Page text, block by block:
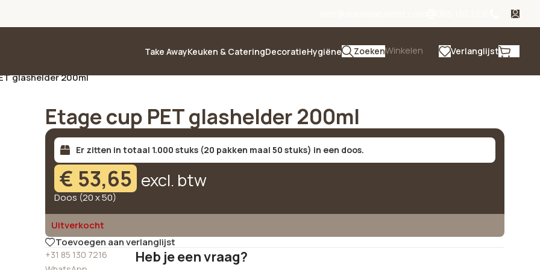
Take AwayKeuken & CateringDecoratieHygiëne ZoekenWinkelen Verlanglijst
glashelder 200ml
Etage cup PET glashelder 200ml
Er zitten in totaal 1.000 stuks (20 pakken maal 50 stuks) in een doos.
€ 53,65 excl. btw
Doos (20 x 50)
Uitverkocht
Toevoegen aan verlanglijst
+31 85 130 7216
Heb je een vraag?